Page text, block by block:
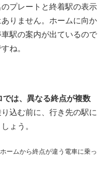
プレートと終着駅の表示
りません。ホームに向か
駅の案内が出ているので
ね。
は、異なる終点が複数
込む前に、行き先の駅に
ょう。
ームから終点が違う電車に乗っ